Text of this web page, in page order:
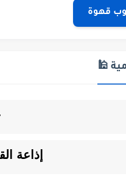
قهوة
🕌
إذاعة